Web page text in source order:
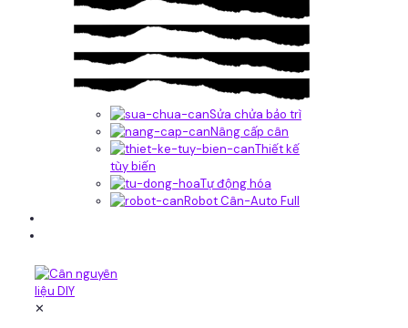
Sửa chửa bảo trì
Nâng cấp cân
Thiết kế
tùy biến
Tự động hóa
Robot Cân-Auto Full
✕